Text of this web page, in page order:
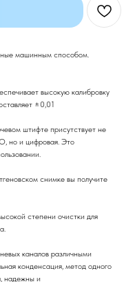
машинным способом.
высокую калибровку
±0,01
штифте присутствует не
но и цифровая. Это
снимке вы получите
степени очистки для
каналов различными
конденсация, метод одного
надежны и